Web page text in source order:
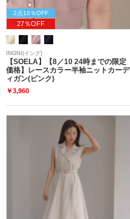
2点10％OFF
27％OFF
INGNI(イング)
【SOELA】【8／10 24時までの限定
価格】レースカラー半袖ニットカーデ
ィガン(ピンク)
￥3,960